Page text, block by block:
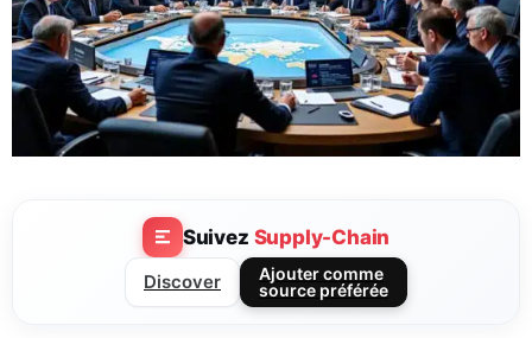
Suivez Supply-Chain
Discover
Ajouter comme
source préférée